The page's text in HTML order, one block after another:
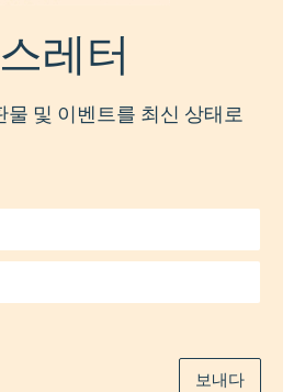
레터
물 및 이벤트를 최신 상태로
보내다